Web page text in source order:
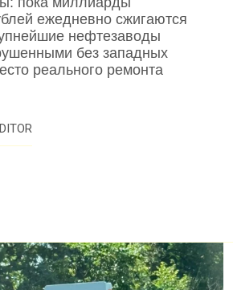
ежедневно сжигаются
нефтезаводы
без западных
реального ремонта